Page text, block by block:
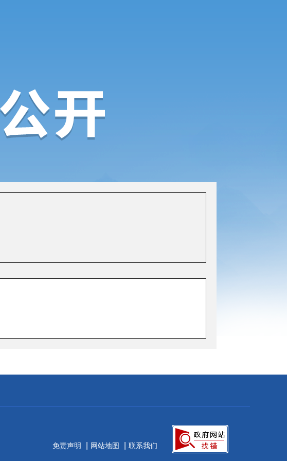
免责声明 网站地图 联系我们